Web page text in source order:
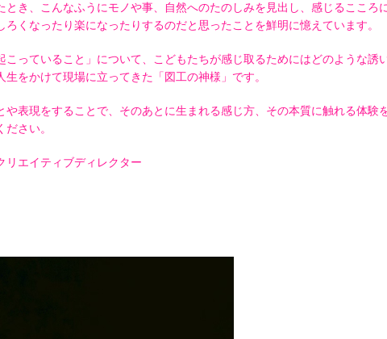
とき、こんなふうにモノや事、自然へのたのしみを見出し、感じるこころ
ろくなったり楽になったりするのだと思ったことを鮮明に憶えています。
こっていること」について、こどもたちが感じ取るためにはどのような誘
生をかけて現場に立ってきた「図工の神様」です。
や表現をすることで、そのあとに生まれる感じ方、その本質に触れる体験
さい。
リエイティブディレクター